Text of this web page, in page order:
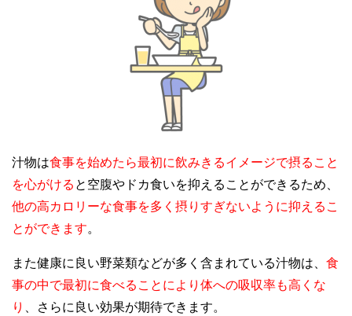
汁物は食事を始めたら最初に飲みきるイメージで摂ること
を心がける と空腹やドカ食いを抑えることができるため、
他の高カロリーな食事を多く摂りすぎないように抑えるこ
とができます。
また健康に良い野菜類などが多く含まれている汁物は、 食
事の中で最初に食べることにより体への吸収率も高くな
り
、さらに良い効果が期待できます。